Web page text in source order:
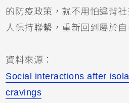
的防疫政策，就不用怕違背
人保持聯繫，重新回到屬於自
資料來源：
Social interactions after
cravings